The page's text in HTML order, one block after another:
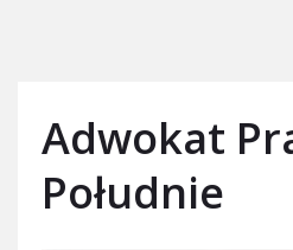
Adwokat
Południe